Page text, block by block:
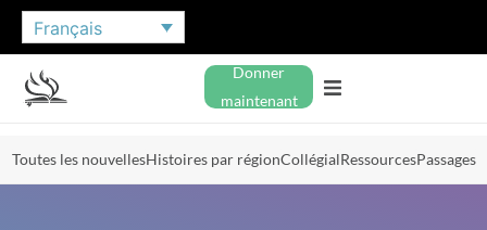
Français
Donner
maintenant
Toutes les nouvellesHistoires par régionCollégialRessourcesPassages